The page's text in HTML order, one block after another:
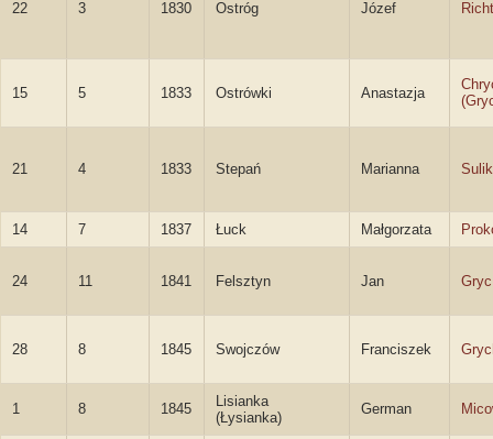
22 3 1830 Ostróg Józef Richt
15 5 1833 Ostrówki Anastazja
21 4 1833 Stepań Marianna
14 7 1837 Łuck Małgorzata
24 11 1841 Felsztyn Jan Gryc
28 8 1845 Swojczów Franciszek
1 8 1845
Lisianka
(Łysianka)
German